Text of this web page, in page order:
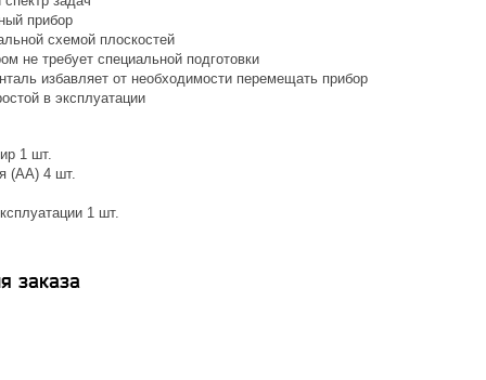
прибор
схемой плоскостей
не требует специальной подготовки
избавляет от необходимости перемещать прибор
в эксплуатации
1 шт.
(AA) 4 шт.
1 шт.
заказа